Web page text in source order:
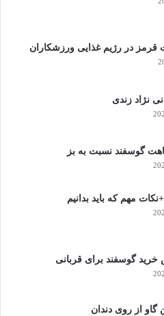
در رژیم غذایی ورزشکاران
نژاد زندی
گوسفند نسبت به بز
مهم که باید بدانیم
خرید گوسفند برای قربانی
از روی دندان